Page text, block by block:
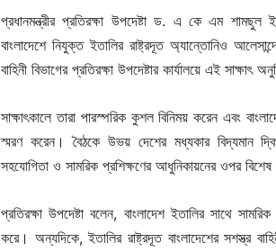
প্রধানমন্ত্রীর প্রতিরক্ষা উপদেষ্টা ড. এ কে এম
বাংলাদেশে নিযুক্ত ইতালির রাষ্ট্রদূত অ্যান্তোনিও
বাহিনী বিভাগের প্রতিরক্ষা উপদেষ্টার কার্যালয়ে এই সাক্ষাৎ
সাক্ষাৎকালে তারা পারস্পরিক কুশল বিনিময় করেন এবং
স্মরণ করেন। বৈঠকে উভয় দেশের মধ্যকার বিদ্যমান
সহযোগিতা ও সামরিক প্রশিক্ষণের আধুনিকায়নের ওপর
প্রতিরক্ষা উপদেষ্টা বলেন, বাংলাদেশ ইতালির সাথে
করে। অন্যদিকে, ইতালির রাষ্ট্রদূত বাংলাদেশের সশস্ত্র